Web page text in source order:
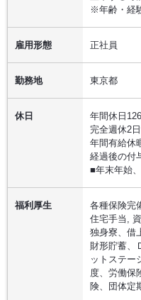
※年齢・経
雇用形態 正社員
勤務地 東京都
休日
年間休日
完全週休2
年間有給休
経過後の付
■年末年始
福利厚生
各種保険完
住宅手当,
独身寮、借
財形貯蓄、
ットステー
度、労働保
険、団体定